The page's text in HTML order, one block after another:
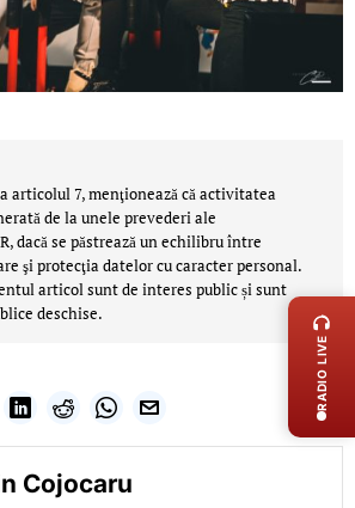
articolul 7, menţionează că activitatea
de la unele prevederi ale
dacă se păstrează un echilibru între
şi protecţia datelor cu caracter personal.
articol sunt de interes public și sunt
deschise.
Cojocaru
RADIO LIVE